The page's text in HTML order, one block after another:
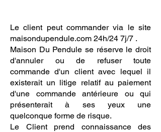
Le client peut commander via le site
maisondupendule.com 24h/24 7j/7 .
Maison Du Pendule se réserve le droit
d'annuler ou de refuser toute
commande d'un client avec lequel il
existerait un litige relatif au paiement
d'une commande antérieure ou qui
présenterait à ses yeux une
quelconque forme de risque.
Le Client prend connaissance des